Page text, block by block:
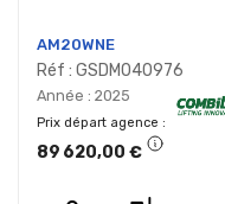
AM20WNE
Réf : GSDM040976
Année : 2025
Prix départ agence
89 620,00 €